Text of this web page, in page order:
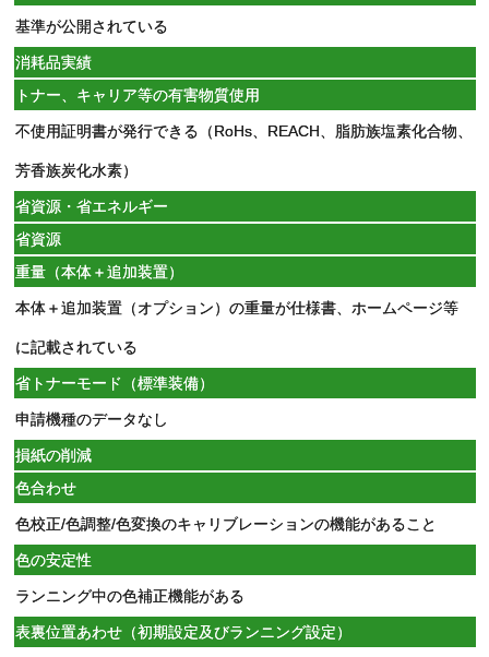
基準が公開されている
消耗品実績
トナー、キャリア等の有害物質使用
不使用証明書が発行できる（RoHs、REACH、脂肪族塩素化合物、
芳香族炭化水素）
省資源・省エネルギー
省資源
重量（本体＋追加装置）
本体＋追加装置（オプション）の重量が仕様書、ホームページ等
に記載されている
省トナーモード（標準装備）
申請機種のデータなし
損紙の削減
色合わせ
色校正/色調整/色変換のキャリブレーションの機能があること
色の安定性
ランニング中の色補正機能がある
表裏位置あわせ（初期設定及びランニング設定）